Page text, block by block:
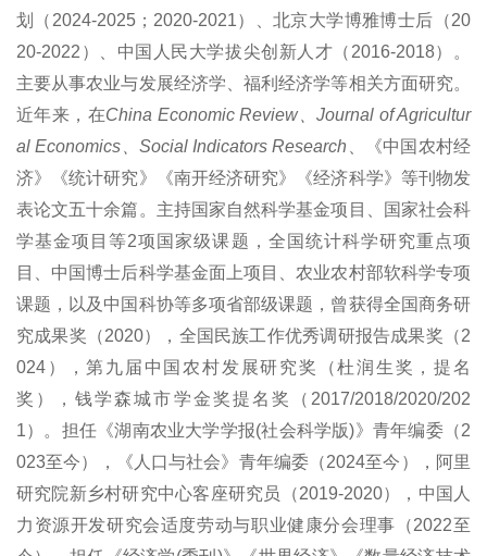
划（2024-2025；2020-2021）、北京大学博雅博士后（20
20-2022）、中国人民大学拔尖创新人才（2016-2018）。
主要从事农业与发展经济学、福利经济学等相关方面研究。
近年来，在China Economic Review、Journal of Agricultur
al Economics、Social Indicators Research 、《中国农村经
济》《统计研究》《南开经济研究》《经济科学》等刊物发
表论文五十余篇。主持国家自然科学基金项目、国家社会科
学基金项目等2项国家级课题，全国统计科学研究重点项
目、中国博士后科学基金面上项目、农业农村部软科学专项
课题，以及中国科协等多项省部级课题，曾获得全国商务研
究成果奖（2020），全国民族工作优秀调研报告成果奖（2
024），第九届中国农村发展研究奖（杜润生奖，提名
奖），钱学森城市学金奖提名奖（2017/2018/2020/202
1）。担任《湖南农业大学学报(社会科学版)》青年编委（2
023至今），《人口与社会》青年编委（2024至今），阿里
研究院新乡村研究中心客座研究员（2019-2020），中国人
力资源开发研究会适度劳动与职业健康分会理事（2022至